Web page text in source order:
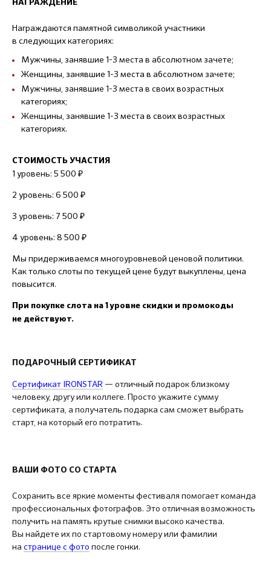
НАГРАЖДЕНИЕ
Награждаются памятной символикой участники
в следующих категориях:
Мужчины, занявшие 1-3 места в абсолютном зачете;
Женщины, занявшие 1-3 места в абсолютном зачете;
Мужчины, занявшие 1-3 места в своих возрастных
категориях;
Женщины, занявшие 1-3 места в своих возрастных
категориях.
СТОИМОСТЬ УЧАСТИЯ
1 уровень: 5 500 ₽
2 уровень: 6 500 ₽
3 уровень: 7 500 ₽
4 уровень: 8 500 ₽
Мы придерживаемся многоуровневой ценовой политики.
Как только слоты по текущей цене будут выкуплены, цена
повысится.
При покупке слота на 1 уровне скидки и промокоды
не действуют.
ПОДАРОЧНЫЙ СЕРТИФИКАТ
Сертификат IRONSTAR — отличный подарок близкому
человеку, другу или коллеге. Просто укажите сумму
сертификата, а получатель подарка сам сможет выбрать
старт, на который его потратить.
ВАШИ ФОТО СО СТАРТА
Сохранить все яркие моменты фестиваля помогает команда
профессиональных фотографов. Это отличная возможность
получить на память крутые снимки высоко качества.
Вы найдете их по стартовому номеру или фамилии
на странице с фото после гонки.